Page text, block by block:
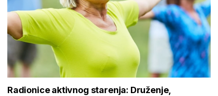
Radionice aktivnog starenja: Druženje,